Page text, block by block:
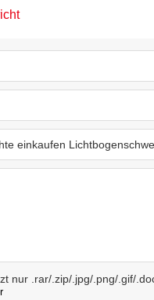
nur .rar/.zip/.jpg/.png/.gif/